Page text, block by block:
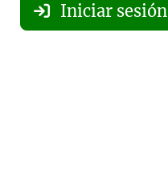
Iniciar sesión